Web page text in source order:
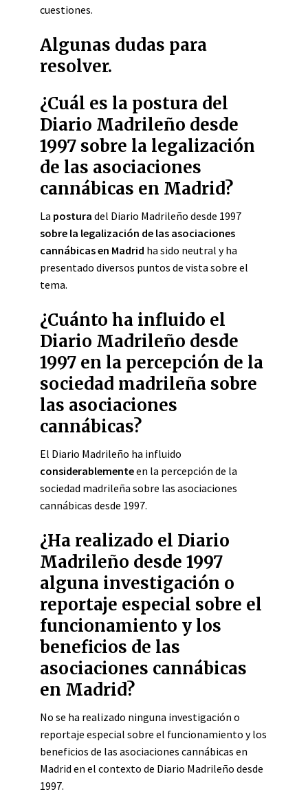
cuestiones.
Algunas dudas para
resolver.
¿Cuál es la postura del
Diario Madrileño desde
1997 sobre la legalización
de las asociaciones
cannábicas en Madrid?
La postura del Diario Madrileño desde 1997
sobre la legalización de las asociaciones
cannábicas en Madrid ha sido neutral y ha
presentado diversos puntos de vista sobre el
tema.
¿Cuánto ha influido el
Diario Madrileño desde
1997 en la percepción de la
sociedad madrileña sobre
las asociaciones
cannábicas?
El Diario Madrileño ha influido
considerablementeen la percepción de la
sociedad madrileña sobre las asociaciones
cannábicas desde 1997.
¿Ha realizado el Diario
Madrileño desde 1997
alguna investigación o
reportaje especial sobre el
funcionamiento y los
beneficios de las
asociaciones cannábicas
en Madrid?
No se ha realizado ninguna investigación o
reportaje especial sobre el funcionamiento y los
beneficios de las asociaciones cannábicas en
Madrid en el contexto de Diario Madrileño desde
1997.